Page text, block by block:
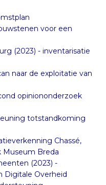
voor een
(2023) - inventarisatie
naar de exploitatie van
opiniononderzoek
totstandkoming
Chassé,
Museum Breda
(2023) -
Overheid